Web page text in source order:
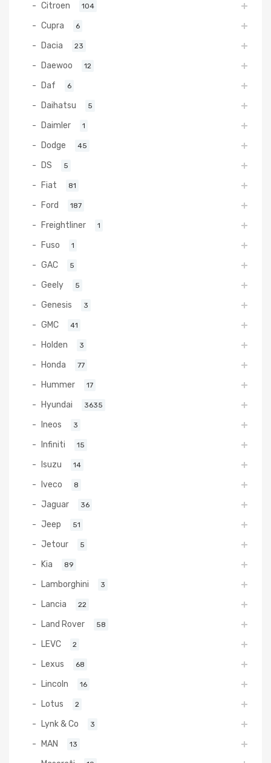
Citroen 104
Cupra 6
Dacia 23
Daewoo 12
Daf 6
Daihatsu 5
Daimler 1
Dodge 45
DS 5
Fiat 81
Ford 187
Freightliner 1
Fuso 1
GAC 5
Geely 5
Genesis 3
GMC 41
Holden 3
Honda 77
Hummer 17
Hyundai 3635
Ineos 3
Infiniti 15
Isuzu 14
Iveco 8
Jaguar 36
Jeep 51
Jetour 5
Kia 89
Lamborghini 3
Lancia 22
Land Rover 58
LEVC 2
Lexus 68
Lincoln 16
Lotus 2
Lynk & Co 3
MAN 13